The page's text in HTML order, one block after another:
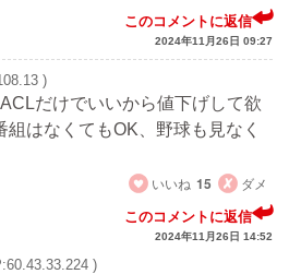
このコメントに返信
2024年11月26日 09:27
)
だけでいいから値下げして欲
組はなくてもOK、野球も見なく
いいね 15 ダメ
このコメントに返信
2024年11月26日 14:52
)